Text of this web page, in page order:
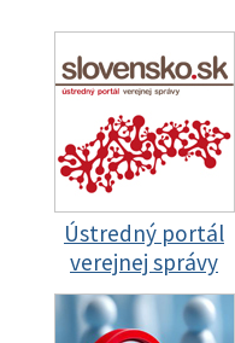
Ústredný portál
verejnej správy